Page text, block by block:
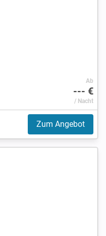
Ab
--- €
/ Nacht
Zum Angebot